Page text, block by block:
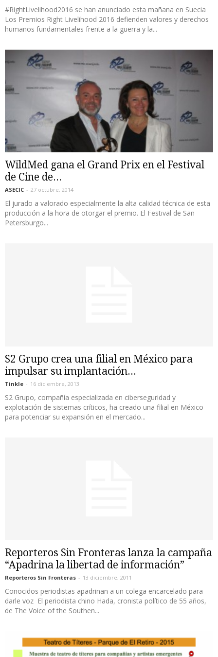
#RightLivelihood2016 se han anunciado esta mañana en Suecia
Los Premios Right Livelihood 2016 defienden valores y derechos
humanos fundamentales frente a la guerra y la...
WildMed gana el Grand Prix en el Festival
de Cine de...
ASECIC - 27 octubre, 2014
El jurado a valorado especialmente la alta calidad técnica de esta
producción a la hora de otorgar el premio. El Festival de San
Petersburgo...
S2 Grupo crea una filial en México para
impulsar su implantación...
Tinkle - 16 diciembre, 2013
S2 Grupo, compañía especializada en ciberseguridad y
explotación de sistemas críticos, ha creado una filial en México
para potenciar su expansión en el mercado...
Reporteros Sin Fronteras lanza la campaña
“Apadrina la libertad de información”
Reporteros Sin Fronteras - 13 diciembre, 2011
Conocidos periodistas apadrinan a un colega encarcelado para
darle voz El periodista chino Hada, cronista político de 55 años,
de The Voice of the Southen...